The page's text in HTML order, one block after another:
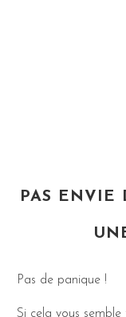
PAS ENVIE
Pas de panique !
Si cela vous